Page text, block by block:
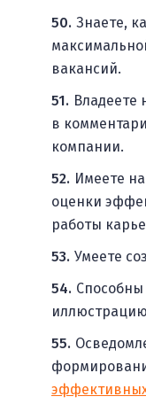
Знаете,
вакансий.
Владеете
в
компании.
Имеете
оценки
работы
Умеете
эффективных